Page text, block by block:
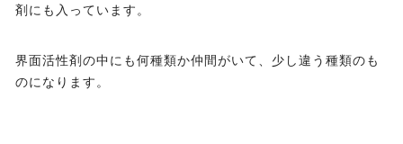
剤にも入っています。
界面活性剤の中にも何種類か仲間がいて、少し違う種類のも
のになります。